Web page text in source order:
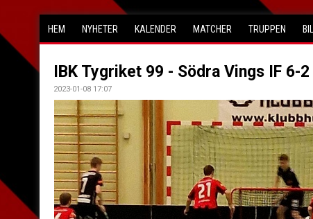
HEM NYHETER KALENDER MATCHER TRUPPEN
IBK Tygriket 99 - Södra Vings IF 6-2
2023-01-08 17:07